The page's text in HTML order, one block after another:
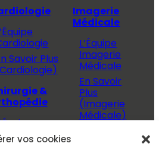
vos cookies
Savoir Plus
&
&
Imagerie
Médicale
L’Équipe
Imagerie
Médicale
En Savoir
Plus
(Imagerie
Médicale)